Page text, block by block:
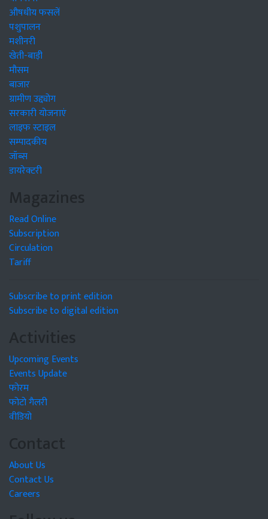
औषधीय फसलें
पशुपालन
मशीनरी
खेती-बाड़ी
मौसम
बाजार
ग्रामीण उद्द्योग
सरकारी योजनाएं
लाइफ स्टाइल
सम्पादकीय
जॉब्स
डायरेक्टरी
Magazines
Read Online
Subscription
Circulation
Tariff
Subscribe to print edition
Subscribe to digital edition
Activities
Upcoming Events
Events Update
फोरम
फोटो गैलरी
वीडियो
Contact
About Us
Contact Us
Careers